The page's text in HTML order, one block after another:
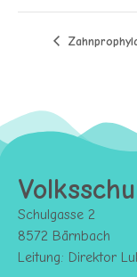
Schulgasse 2
8572 Bärnbach
Leitung: Direktor